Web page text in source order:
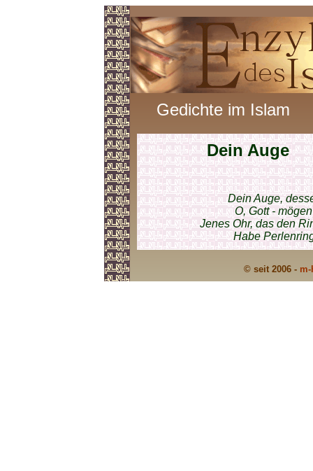
Gedichte im Islam
Dein Auge
Dein Auge,
O, Gott -
Jenes Ohr, das den
Habe
© seit 2006 -